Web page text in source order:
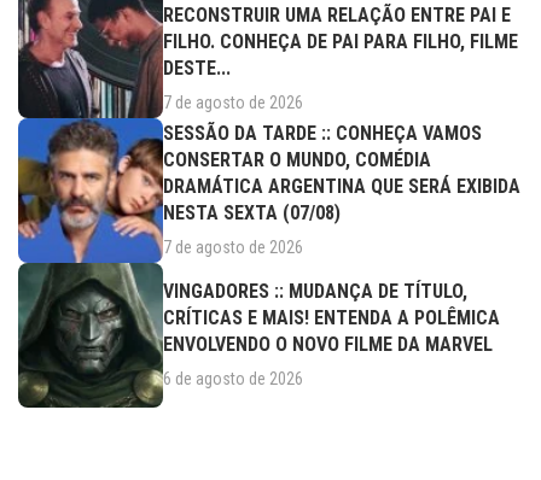
RECONSTRUIR UMA RELAÇÃO ENTRE PAI E
FILHO. CONHEÇA DE PAI PARA FILHO, FILME
DESTE...
7 de agosto de 2026
SESSÃO DA TARDE :: CONHEÇA VAMOS
CONSERTAR O MUNDO, COMÉDIA
DRAMÁTICA ARGENTINA QUE SERÁ EXIBIDA
NESTA SEXTA (07/08)
7 de agosto de 2026
VINGADORES :: MUDANÇA DE TÍTULO,
CRÍTICAS E MAIS! ENTENDA A POLÊMICA
ENVOLVENDO O NOVO FILME DA MARVEL
6 de agosto de 2026